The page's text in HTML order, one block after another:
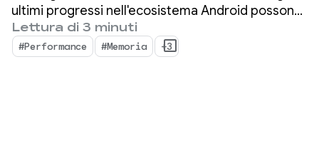
ultimi progressi nell'ecosistema Android possono
aiutarti a migliorare la qualità della tua app e
massimizzare l'efficienza dello sviluppo.
Lettura di 3 minuti
#Performance #Memoria +3